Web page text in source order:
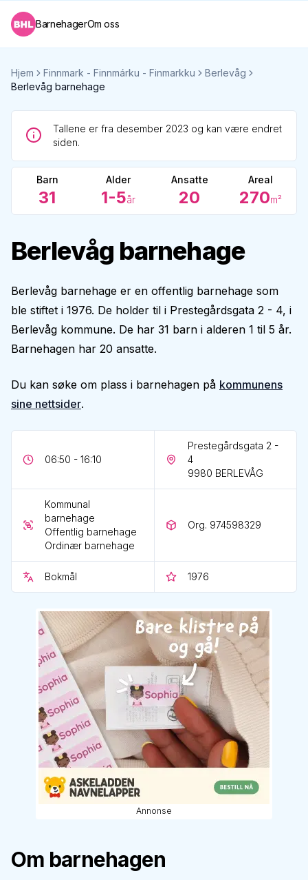
BarnehagerOm oss
Hjem Finnmark - Finnmárku - Finmarkku
Berlevåg
Berlevåg barnehage
Tallene er fra desember 2023 og kan være endret
siden.
Barn
31
Alder
1-5år
Ansatte
20
Areal
270m²
Berlevåg barnehage
Berlevåg barnehage er en offentlig barnehage som
ble stiftet i 1976. De holder til i Prestegårdsgata 2 - 4, i
Berlevåg kommune. De har 31 barn i alderen 1 til 5 år.
Barnehagen har 20 ansatte.
Du kan søke om plass i barnehagen på kommunens
sine nettsider.
06:50 - 16:10
Prestegårdsgata 2 -
4
9980 BERLEVÅG
Kommunal
barnehage
Offentlig barnehage
Ordinær barnehage
Org. 974598329
Bokmål 1976
Annonse
Om barnehagen